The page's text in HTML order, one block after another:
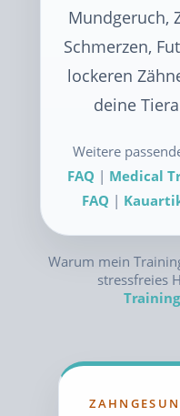
Mundgeruch,
Schmerzen,
lockeren
deine
Weitere
FAQ | Medical
FAQ |
Warum mein
stressfreies